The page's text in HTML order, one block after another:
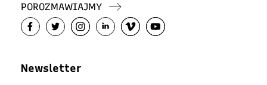
POROZMAWIAJMY
Newsletter